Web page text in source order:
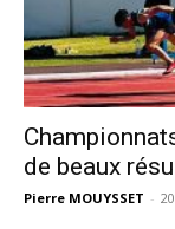
de beaux
Pierre MOUYSSET -